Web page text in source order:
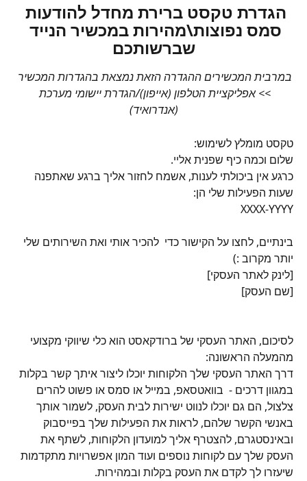
הגדרת טקסט ברירת מחדל להודעות
סמס נפוצות\מהירות במכשיר הנייד
שברשותכם
במרבית המכשירים ההגדרה הזאת נמצאת בהגדרות המכשיר
>> אפליקציית הטלפון (אייפון)/הגדרת יישומי מערכת
(אנדרואיד)
טקסט מומלץ לשימוש:
שלום וכמה כיף שפנית אליי.
כרגע אין ביכולתי לענות, אשמח לחזור אליך ברגע שאתפנה
שעות הפעילות שלי הן:
XXXX-YYYY
בינתיים, לחצו על הקישור כדי  להכיר אותי ואת השירותים שלי
יותר מקרוב :)
[לינק לאתר העסקי]
[שם העסק]
לסיכום, האתר העסקי של ברודקאסט הוא כלי שיווקי מקצועי
מהמעלה הראשונה:
דרך האתר העסקי שלך הלקוחות יוכלו ליצור איתך קשר בקלות
במגוון דרכים -  בוואטסאפ, במייל או סמס או פשוט להרים
צלצול, הם גם יוכלו לנווט ישירות לבית העסק, לשמור אותך
באנשי הקשר שלהם, לראות את הפעילות שלך בפייסבוק
ובאינסטגרם, להצטרף אליך למועדון הלקוחות, לשתף את
העסק שלך עם לקוחות נוספים ועוד המון אפשרויות מתקדמות
שיעזרו לך לקדם את העסק בקלות ובמהירות.